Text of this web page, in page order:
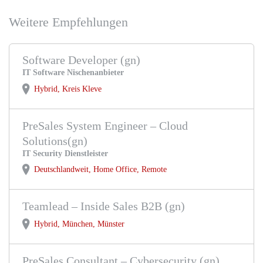
Weitere Empfehlungen
Software Developer (gn)
IT Software Nischenanbieter
Hybrid, Kreis Kleve
PreSales System Engineer – Cloud
Solutions(gn)
IT Security Dienstleister
Deutschlandweit, Home Office, Remote
Teamlead – Inside Sales B2B (gn)
Hybrid, München, Münster